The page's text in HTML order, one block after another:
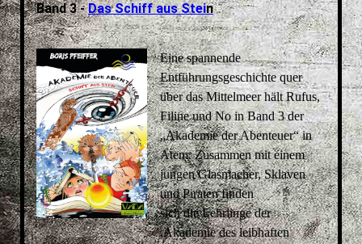
Band 3 -Das Schiff aus Stein
Eine spannende
Entführungsgeschichte quer
über das Mittelmeer hält Rufus,
Filine und No in Band 3 der
„Akademie der Abenteuer“ in
Atem. Zusammen mit einem
jungen Glasmacher, Sklaven
und Piraten finden
sich die Lehrlinge der
,Akademie des leibhaften